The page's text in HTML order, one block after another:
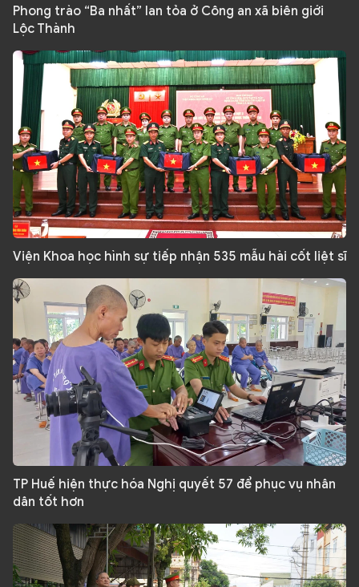
Phong trào “Ba nhất” lan tỏa ở Công an xã biên giới
Lộc Thành
Viện Khoa học hình sự tiếp nhận 535 mẫu hài cốt liệt sĩ
TP Huế hiện thực hóa Nghị quyết 57 để phục vụ nhân
dân tốt hơn